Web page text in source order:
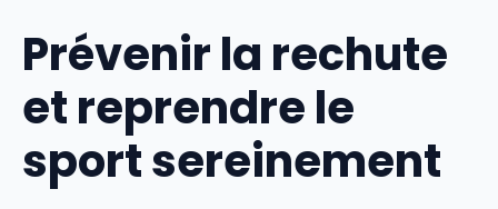
Prévenir la rechute
et reprendre le
sport sereinement